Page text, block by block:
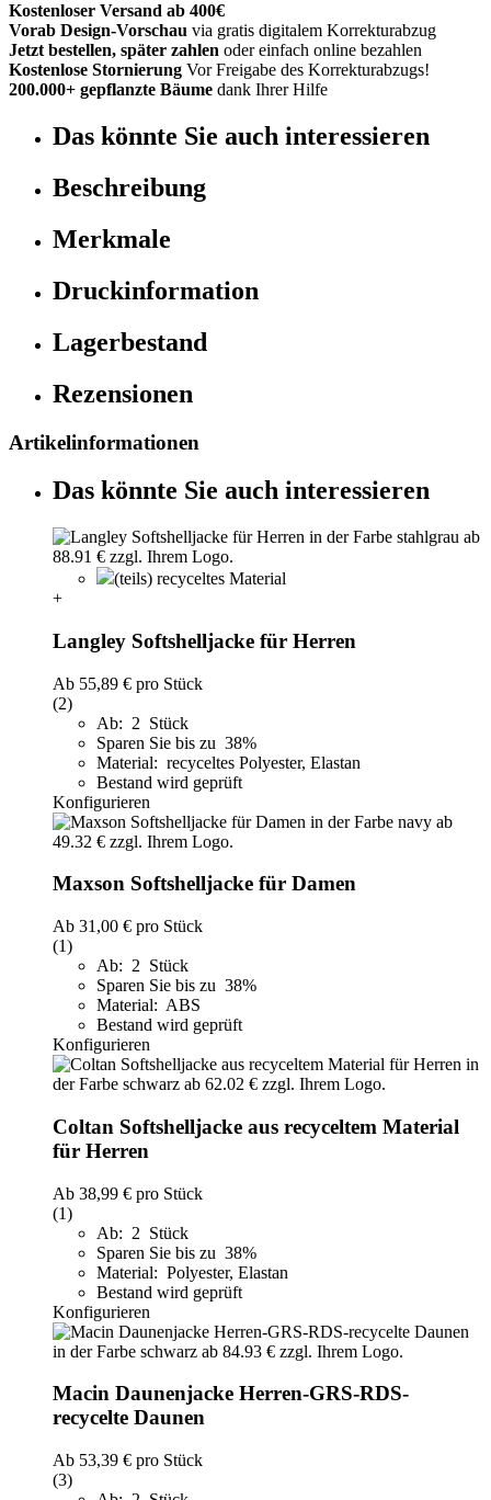
Kostenloser Versand ab 400€
Vorab Design-Vorschau via gratis digitalem Korrekturabzug
Jetzt bestellen, später zahlen oder einfach online bezahlen
Kostenlose Stornierung Vor Freigabe des Korrekturabzugs!
200.000+ gepflanzte Bäume dank Ihrer Hilfe
Das könnte Sie auch interessieren
Beschreibung
Merkmale
Druckinformation
Lagerbestand
Rezensionen
Artikelinformationen
Das könnte Sie auch interessieren
(teils) recyceltes Material
+
Langley Softshelljacke für Herren
Ab 55,89 € pro Stück
(2)
Ab: 2 Stück
Sparen Sie bis zu 38%
Material: recyceltes Polyester, Elastan
Bestand wird geprüft
Konfigurieren
Maxson Softshelljacke für Damen
Ab 31,00 € pro Stück
(1)
Ab: 2 Stück
Sparen Sie bis zu 38%
Material: ABS
Bestand wird geprüft
Konfigurieren
Coltan Softshelljacke aus recyceltem Material
für Herren
Ab 38,99 € pro Stück
(1)
Ab: 2 Stück
Sparen Sie bis zu 38%
Material: Polyester, Elastan
Bestand wird geprüft
Konfigurieren
Macin Daunenjacke Herren-GRS-RDS-
recycelte Daunen
Ab 53,39 € pro Stück
(3)